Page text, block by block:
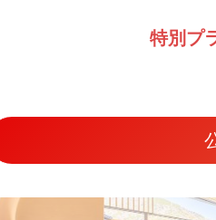
特別プ